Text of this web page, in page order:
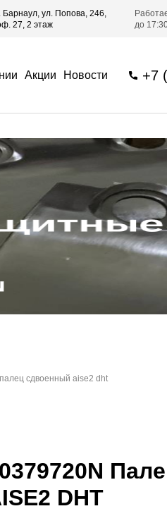
Барнаул, ул. Попова, 246,
27, 2 этаж
до
Акции Новости +7
сдвоенный aise2 dht
DHT